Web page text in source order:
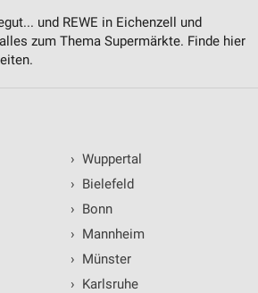
und REWE in Eichenzell und
zum Thema Supermärkte. Finde hier
› Wuppertal
› Bielefeld
› Bonn
› Mannheim
› Münster
› Karlsruhe